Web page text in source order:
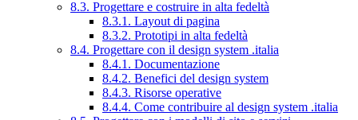
8.3. Progettare e costruire in alta fedeltà
8.3.1. Layout di pagina
8.3.2. Prototipi in alta fedeltà
8.4. Progettare con il design system .italia
8.4.1. Documentazione
8.4.2. Benefici del design system
8.4.3. Risorse operative
8.4.4. Come contribuire al design system .italia